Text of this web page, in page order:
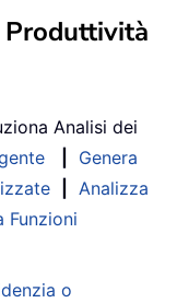
Analisi dei
Genera
Analizza
Funzioni
o